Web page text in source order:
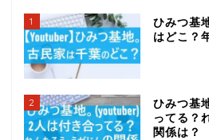
1
ひみつ基
はどこ？
2
ひみつ基
ってる？
関係は？